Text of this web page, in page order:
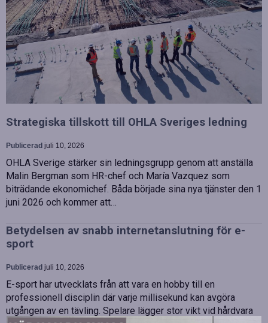
Strategiska tillskott till OHLA Sveriges ledning
Publicerad juli 10, 2026
OHLA Sverige stärker sin ledningsgrupp genom att anställa
Malin Bergman som HR-chef och María Vazquez som
biträdande ekonomichef. Båda började sina nya tjänster den 1
juni 2026 och kommer att…
Betydelsen av snabb internetanslutning för e-
sport
Publicerad juli 10, 2026
E-sport har utvecklats från att vara en hobby till en
professionell disciplin där varje millisekund kan avgöra
utgången av en tävling. Spelare lägger stor vikt vid hårdvara